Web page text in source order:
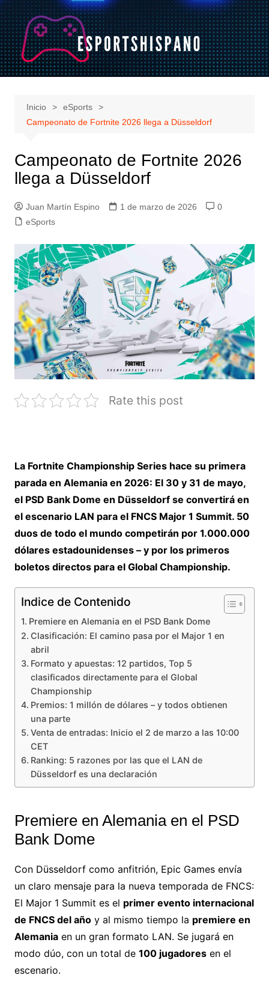
Saltar
al
contenido
Inicio
eSports
Campeonato de Fortnite 2026 llega a Düsseldorf
Campeonato de Fortnite 2026
llega a Düsseldorf
Juan Martín Espino 1 de marzo de 2026
0
eSports
Rate this post
La Fortnite Championship Series hace su primera
parada en Alemania en 2026: El 30 y 31 de mayo,
el PSD Bank Dome en Düsseldorf se convertirá en
el escenario LAN para el FNCS Major 1 Summit. 50
duos de todo el mundo competirán por 1.000.000
dólares estadounidenses – y por los primeros
boletos directos para el Global Championship.
Indice de Contenido
Premiere en Alemania en el PSD Bank Dome
Clasificación: El camino pasa por el Major 1 en
abril
Formato y apuestas: 12 partidos, Top 5
clasificados directamente para el Global
Championship
Premios: 1 millón de dólares – y todos obtienen
una parte
Venta de entradas: Inicio el 2 de marzo a las 10:00
CET
Ranking: 5 razones por las que el LAN de
Düsseldorf es una declaración
Premiere en Alemania en el PSD
Bank Dome
Con Düsseldorf como anfitrión, Epic Games envía
un claro mensaje para la nueva temporada de FNCS:
El Major 1 Summit es el primer evento internacional
de FNCS del añoy al mismo tiempo la premiere en
Alemaniaen un gran formato LAN. Se jugará en
modo dúo, con un total de 100 jugadoresen el
escenario.